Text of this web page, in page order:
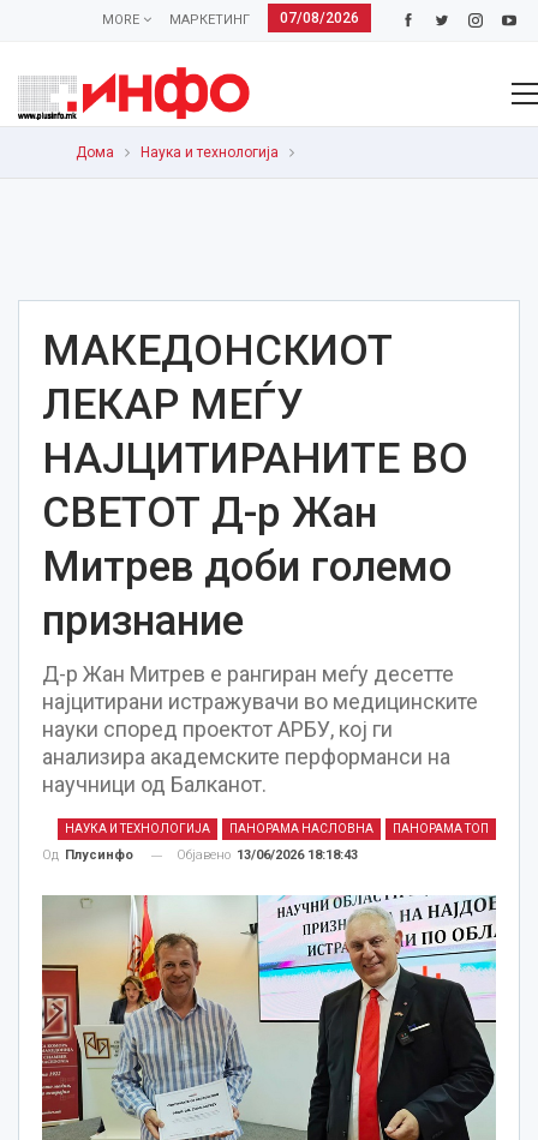
07/08/2026
МАРКЕТИНГ
MORE
Дома Наука и технологија
МАКЕДОНСКИОТ
ЛЕКАР МЕЃУ
НАЈЦИТИРАНИТЕ ВО
СВЕТОТ Д-р Жан
Митрев доби големо
признание
Д-р Жан Митрев е рангиран меѓу десетте
најцитирани истражувачи во медицинските
науки според проектот АРБУ, кој ги
анализира академските перформанси на
научници од Балканот.
НАУКА И ТЕХНОЛОГИЈА ПАНОРАМА НАСЛОВНА ПАНОРАМА ТОП
Од Плусинфо Објавено 13/06/2026 18:18:43